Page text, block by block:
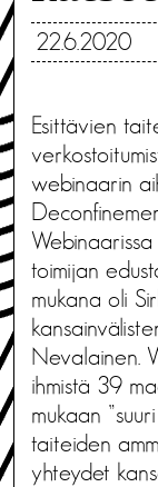
22.6.2020
Esittävien
webinaarin
toimijan
mukana oli
Nevalainen.
ihmistä 39
mukaan
taiteiden
yhteydet